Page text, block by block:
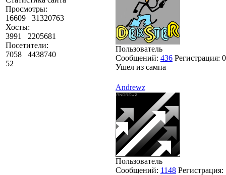
Просмотры:
16609
31320763
Хосты:
3991
2205681
Посетители:
7058
4438740
52
Пользователь
Сообщений: 436 Регистрация:
Ушел из сампа
Andrewz
Пользователь
Сообщений: 1148 Регистрация: